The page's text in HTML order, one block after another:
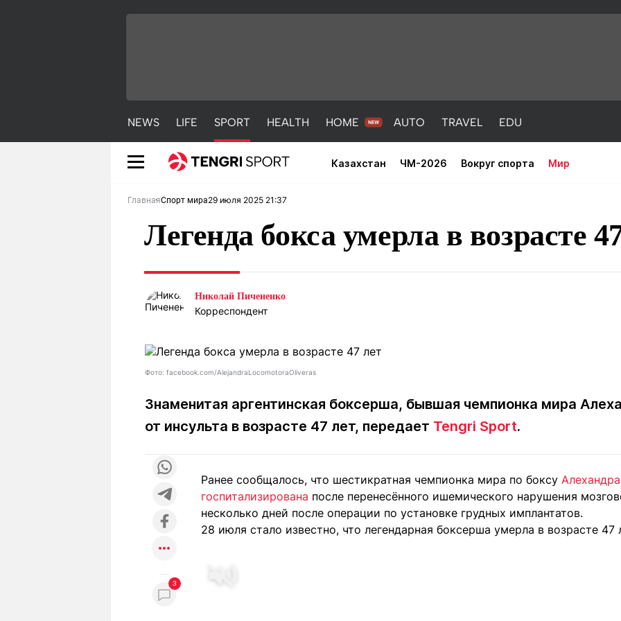
NEWS LIFE SPORT HEALTH HOME AUTO TRAVEL EDU
Казахстан ЧМ-2026 Вокруг спорта Мир
Новости
Погода
Рецепты
чемпионов
Редакция
+7 (777) 001 44 99
Реклама
ГлавнаяСпорт мира29 июля 2025 21:37
Легенда бокса умерла в возрасте
Николай Пичененко
Корреспондент
Фото: facebook.com/AlejandraLocomotoraOliveras
Знаменитая аргентинская боксерша, бывшая чемпионка мира
от инсульта в возрасте 47 лет, передает Tengri Sport.
3
Ранее сообщалось, что шестикратная чемпионка мира по боксу
госпитализирована после перенесённого ишемического нарушения
несколько дней после операции по установке грудных имплантатов.
28 июля стало известно, что легендарная боксерша умерла в возрасте 47